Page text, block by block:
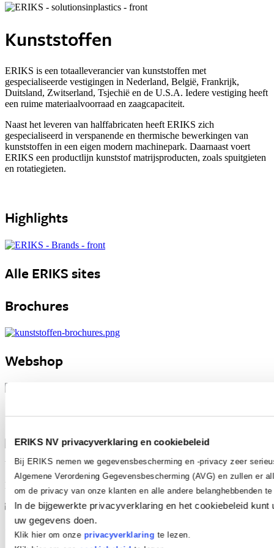
ERIKS NV privacyverklaring en cookiebeleid
Bij ERIKS nemen we gegevensbescherming en -privacy zeer
Algemene Verordening Gegevensbescherming (AVG) en zullen er
om de privacy van onze klanten en alle andere belanghebbenden
In de bijgewerkte privacyverklaring en het cookiebeleid kunt
uw gegevens doen.
Klik hier om onze privacyverklaring te lezen.
Kunststoffen
ERIKS is een totaalleverancier van kunststoffen met
gespecialiseerde vestigingen in Nederland, België, Frankrijk,
Duitsland, Zwitserland, Tsjechië en de U.S.A. Iedere vestiging heeft
een ruime materiaalvoorraad en zaagcapaciteit.
Naast het leveren van halffabricaten heeft ERIKS zich
gespecialiseerd in verspanende en thermische bewerkingen van
kunststoffen in een eigen modern machinepark. Daarnaast voert
ERIKS een productlijn kunststof matrijsproducten, zoals spuitgieten
en rotatiegieten.
Highlights
Alle ERIKS sites
Brochures
Webshop
Bewerkingen
Vraag het ERIKS
Heb je een vraag? Neem contact met ons op!
plastics@eriks.nl
Contact ERIKS